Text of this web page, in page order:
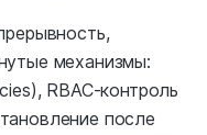
механизмы:
RBAC-контроль
после